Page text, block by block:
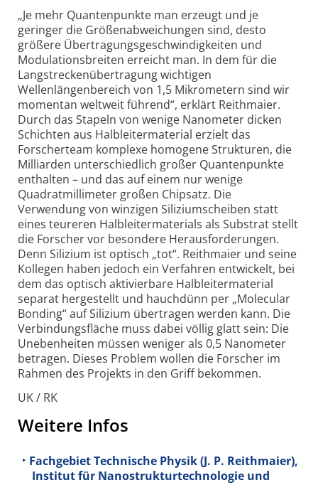
„Je mehr Quantenpunkte man erzeugt und je
geringer die Größenabweichungen sind, desto
größere Übertragungsgeschwindigkeiten und
Modulationsbreiten erreicht man. In dem für die
Langstreckenübertragung wichtigen
Wellenlängenbereich von 1,5 Mikrometern sind wir
momentan weltweit führend“, erklärt Reithmaier.
Durch das Stapeln von wenige Nanometer dicken
Schichten aus Halbleitermaterial erzielt das
Forscherteam komplexe homogene Strukturen, die
Milliarden unterschiedlich großer Quantenpunkte
enthalten – und das auf einem nur wenige
Quadratmillimeter großen Chipsatz. Die
Verwendung von winzigen Siliziumscheiben statt
eines teureren Halbleitermaterials als Substrat stellt
die Forscher vor besondere Herausforderungen.
Denn Silizium ist optisch „tot“. Reithmaier und seine
Kollegen haben jedoch ein Verfahren entwickelt, bei
dem das optisch aktivierbare Halbleitermaterial
separat hergestellt und hauchdünn per „Molecular
Bonding“ auf Silizium übertragen werden kann. Die
Verbindungsfläche muss dabei völlig glatt sein: Die
Unebenheiten müssen weniger als 0,5 Nanometer
betragen. Dieses Problem wollen die Forscher im
Rahmen des Projekts in den Griff bekommen.
UK / RK
Weitere Infos
Fachgebiet Technische Physik (J. P. Reithmaier),
Institut für Nanostrukturtechnologie und